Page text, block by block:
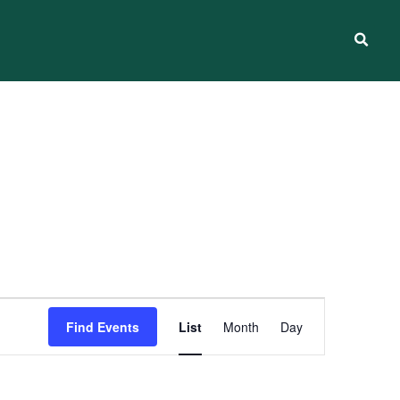
Find Events
Views
List Month Day